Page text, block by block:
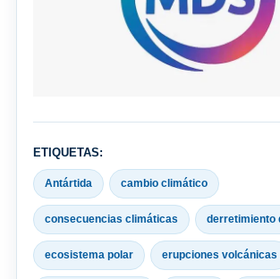
ETIQUETAS:
Antártida cambio climático
consecuencias climáticas derretimiento
ecosistema polar erupciones volcánicas